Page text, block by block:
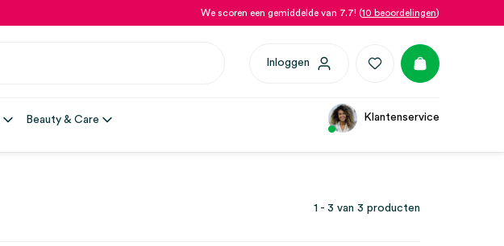
We scoren een gemiddelde van 7.7! (10 beoordelingen)
Inloggen
Beauty & Care Klantenservice
1 - 3 van 3 producten